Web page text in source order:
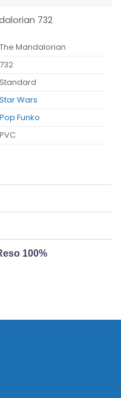
732
The Mandalorian
732
Standard
Star Wars
Pop Funko
PVC
100%